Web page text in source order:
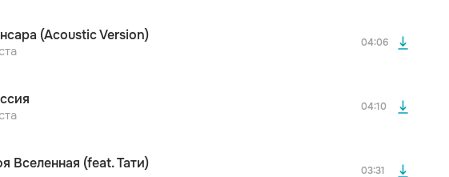
(Acoustic Version) 04:06
04:10
Вселенная (feat. Тати) 03:31